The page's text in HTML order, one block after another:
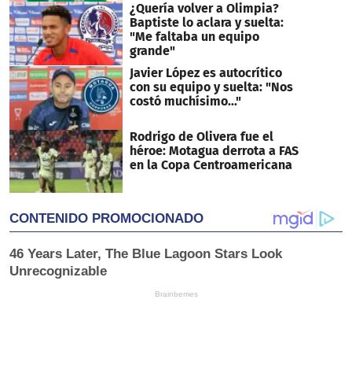
¿Quería volver a Olimpia?
Baptiste lo aclara y suelta:
"Me faltaba un equipo
grande"
Javier López es autocrítico
con su equipo y suelta: "Nos
costó muchísimo..."
Rodrigo de Olivera fue el
héroe: Motagua derrota a FAS
en la Copa Centroamericana